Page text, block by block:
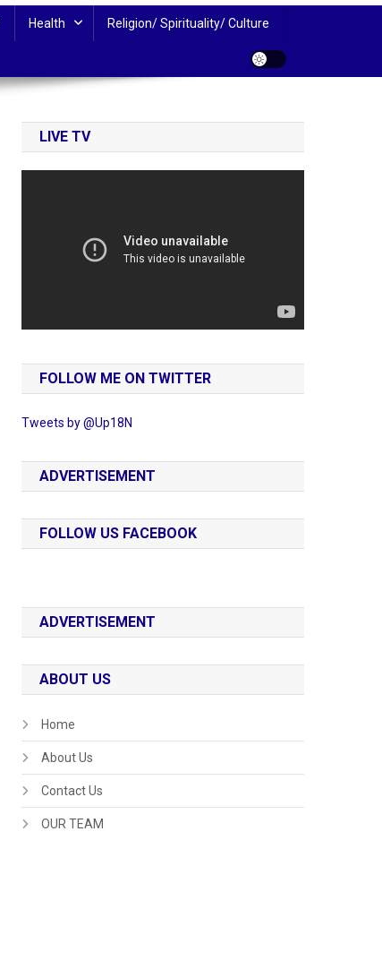
Health Religion/ Spirituality/ Culture
LIVE TV
FOLLOW ME ON TWITTER
Tweets by @Up18N
ADVERTISEMENT
FOLLOW US FACEBOOK
ADVERTISEMENT
ABOUT US
Home
About Us
Contact Us
OUR TEAM